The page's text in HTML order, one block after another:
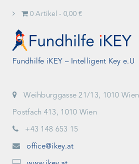
0 Artikel 0,00 €
Fundhilfe iKEY – Intelligent Key e.U
Weihburggasse 21/13, 1010 Wien
Postfach 413, 1010 Wien
+43 148 653 15
office@ikey.at